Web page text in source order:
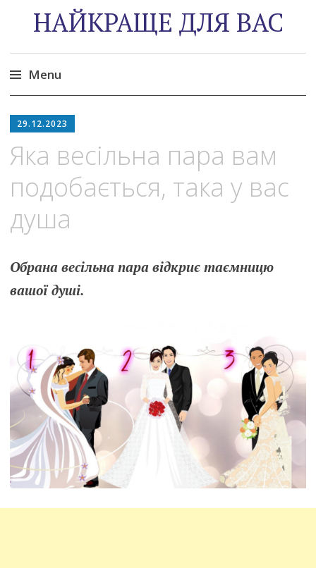
НАЙКРАЩЕ ДЛЯ ВАС
Menu
to
29.12.2023
Яка весільна пара вам
подобається, така у вас
душа
Обрана весільна пара відкриє таємницю
вашої душі.